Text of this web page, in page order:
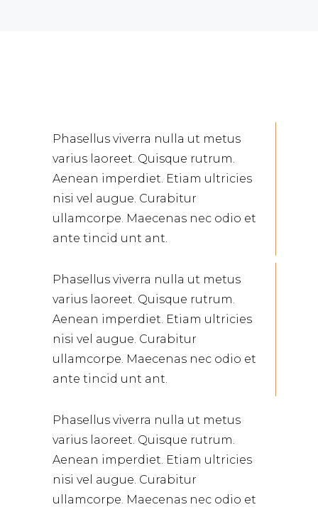
Phasellus viverra nulla ut metus
varius laoreet. Quisque rutrum.
Aenean imperdiet. Etiam ultricies
nisi vel augue. Curabitur
ullamcorpe. Maecenas nec odio et
ante tincid unt ant.
Phasellus viverra nulla ut metus
varius laoreet. Quisque rutrum.
Aenean imperdiet. Etiam ultricies
nisi vel augue. Curabitur
ullamcorpe. Maecenas nec odio et
ante tincid unt ant.
Phasellus viverra nulla ut metus
varius laoreet. Quisque rutrum.
Aenean imperdiet. Etiam ultricies
nisi vel augue. Curabitur
ullamcorpe. Maecenas nec odio et